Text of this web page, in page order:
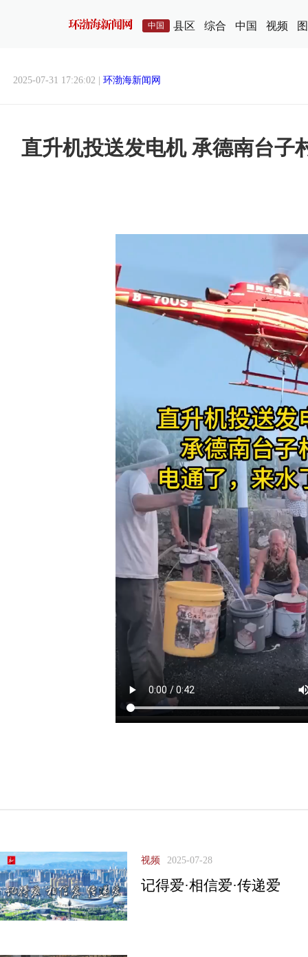
中国 县区 综合 中国 视频
2025-07-31 17:26:02 | 环渤海新闻网
直升机投送发电机 承德南台子
视频 2025-07-28
记得爱·相信爱·传递爱